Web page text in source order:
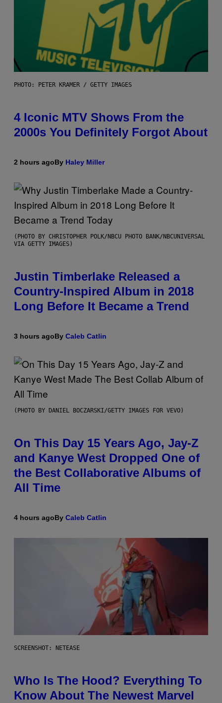
PHOTO: PETER KRAMER / GETTY IMAGES
4 Iconic MTV Shows From the
2000s You Definitely Forgot About
2 hours agoBy Haley Miller
(PHOTO BY CHRISTOPHER POLK/NBCU PHOTO BANK/NBCUNIVERSAL
VIA GETTY IMAGES)
Justin Timberlake Released a
Country-Inspired Album in 2018
Long Before It Became a Trend
3 hours agoBy Caleb Catlin
(PHOTO BY DANIEL BOCZARSKI/GETTY IMAGES FOR VEVO)
On This Day 15 Years Ago, Jay-Z
and Kanye West Dropped One of
the Best Collaborative Albums of
All Time
4 hours agoBy Caleb Catlin
SCREENSHOT: NETEASE
Who Is The Hood? Everything To
Know About The Newest Marvel